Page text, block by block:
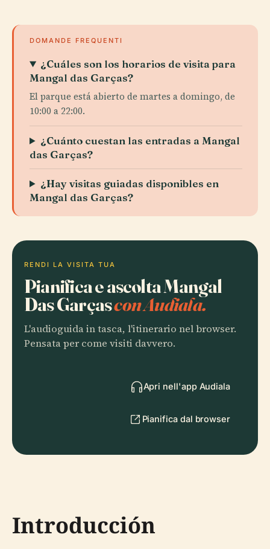
DOMANDE FREQUENTI
¿Cuáles son los horarios de visita para
Mangal das Garças?
El parque está abierto de martes a domingo, de
10:00 a 22:00.
¿Cuánto cuestan las entradas a Mangal
das Garças?
¿Hay visitas guiadas disponibles en
Mangal das Garças?
RENDI LA VISITA TUA
Pianifica e ascolta Mangal
Das Garçascon Audiala.
L'audioguida in tasca, l'itinerario nel browser.
Pensata per come visiti davvero.
Apri nell'app Audiala
Pianifica dal browser
Introducción